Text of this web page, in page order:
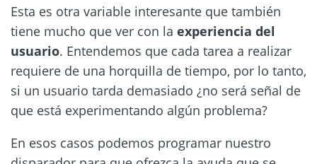
Esta es otra variable interesante que también
tiene mucho que ver con la experiencia del
usuario. Entendemos que cada tarea a realizar
requiere de una horquilla de tiempo, por lo tanto,
si un usuario tarda demasiado ¿no será señal de
que está experimentando algún problema?
En esos casos podemos programar nuestro